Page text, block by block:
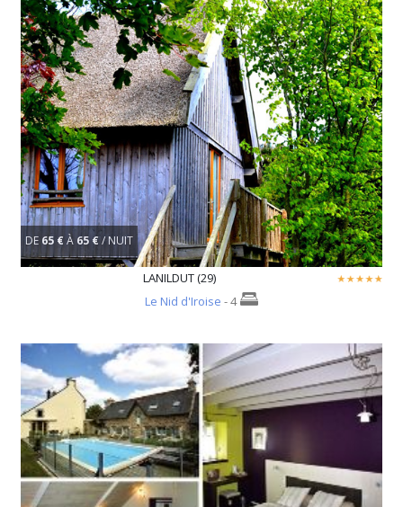
DE 65 € À 65 €/ NUIT
LANILDUT (29)
Le Nid d'Iroise - 4